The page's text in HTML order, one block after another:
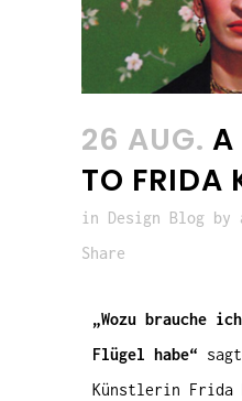
26 AUG. A
TO FRIDA
in Design Blog by
Share
„Wozu brauche
Flügel habe“
Künstlerin Frida